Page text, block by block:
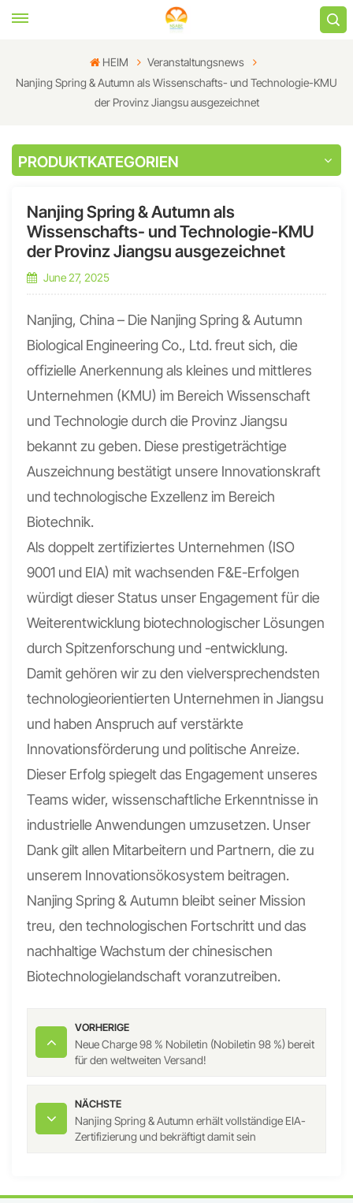
HEIM
Veranstaltungsnews
Nanjing Spring & Autumn als Wissenschafts- und Technologie-KMU
der Provinz Jiangsu ausgezeichnet
PRODUKTKATEGORIEN
Nanjing Spring & Autumn als
Wissenschafts- und Technologie-KMU
der Provinz Jiangsu ausgezeichnet
June 27, 2025
Nanjing, China – Die Nanjing Spring & Autumn
Biological Engineering Co., Ltd. freut sich, die
offizielle Anerkennung als kleines und mittleres
Unternehmen (KMU) im Bereich Wissenschaft
und Technologie durch die Provinz Jiangsu
bekannt zu geben. Diese prestigeträchtige
Auszeichnung bestätigt unsere Innovationskraft
und technologische Exzellenz im Bereich
Biotechnik.
Als doppelt zertifiziertes Unternehmen (ISO
9001 und EIA) mit wachsenden F&E-Erfolgen
würdigt dieser Status unser Engagement für die
Weiterentwicklung biotechnologischer Lösungen
durch Spitzenforschung und -entwicklung.
Damit gehören wir zu den vielversprechendsten
technologieorientierten Unternehmen in Jiangsu
und haben Anspruch auf verstärkte
Innovationsförderung und politische Anreize.
Dieser Erfolg spiegelt das Engagement unseres
Teams wider, wissenschaftliche Erkenntnisse in
industrielle Anwendungen umzusetzen. Unser
Dank gilt allen Mitarbeitern und Partnern, die zu
unserem Innovationsökosystem beitragen.
Nanjing Spring & Autumn bleibt seiner Mission
treu, den technologischen Fortschritt und das
nachhaltige Wachstum der chinesischen
Biotechnologielandschaft voranzutreiben.
VORHERIGE
Neue Charge 98 % Nobiletin (Nobiletin 98 %) bereit
für den weltweiten Versand!
NÄCHSTE
Nanjing Spring & Autumn erhält vollständige EIA-
Zertifizierung und bekräftigt damit sein